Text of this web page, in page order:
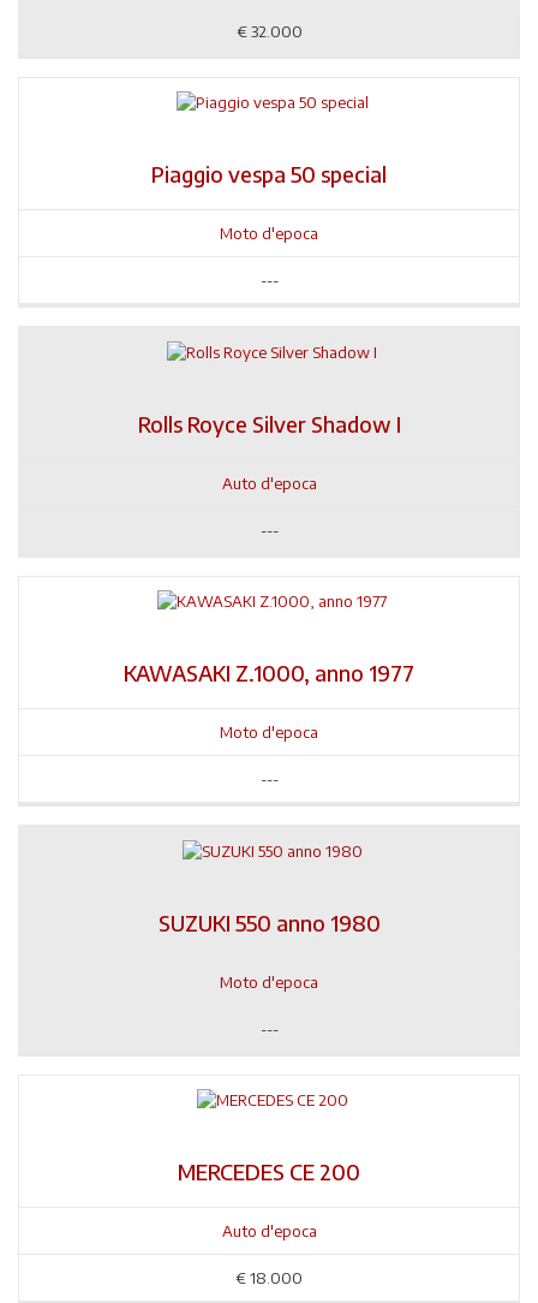
€ 32.000
Piaggio vespa 50 special
Moto d'epoca
---
Rolls Royce Silver Shadow I
Auto d'epoca
---
KAWASAKI Z.1000, anno 1977
Moto d'epoca
---
SUZUKI 550 anno 1980
Moto d'epoca
---
MERCEDES CE 200
Auto d'epoca
€18.000